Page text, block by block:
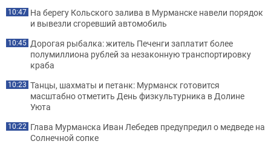
10:47 На берегу Кольского залива в Мурманске навели порядок
и вывезли сгоревший автомобиль
10:45 Дорогая рыбалка: житель Печенги заплатит более
полумиллиона рублей за незаконную транспортировку
краба
10:23 Танцы, шахматы и петанк: Мурманск готовится
масштабно отметить День физкультурника в Долине
Уюта
10:22 Глава Мурманска Иван Лебедев предупредил о медведе на
Солнечной сопке